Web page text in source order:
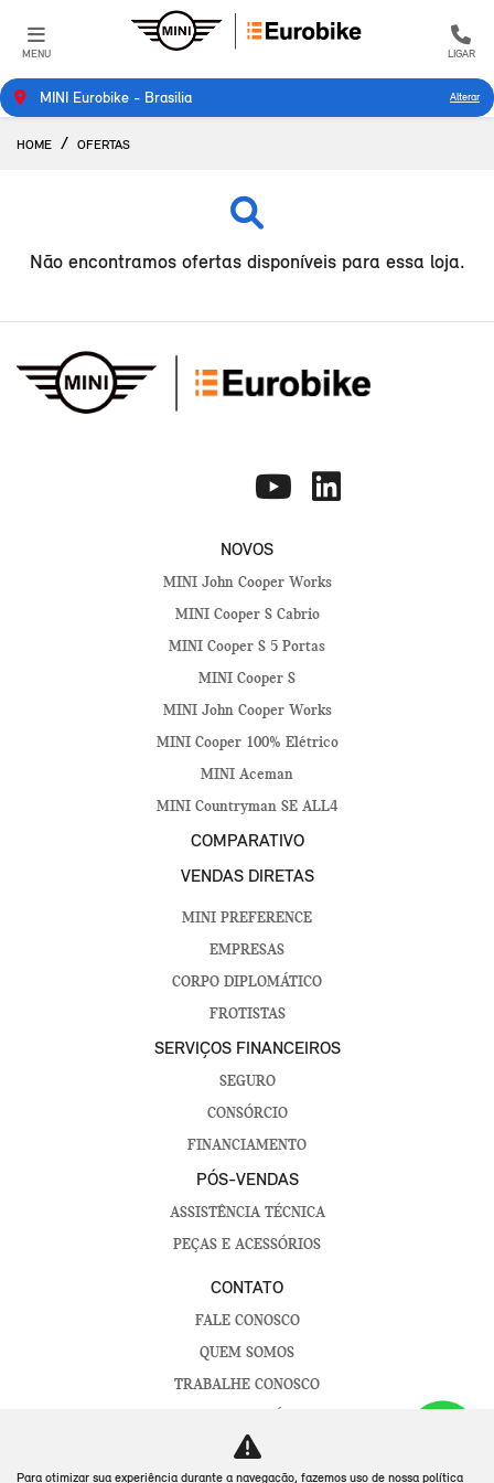
MENU LIGAR
MINI Eurobike - Brasilia Alterar
HOME OFERTAS
Não encontramos ofertas disponíveis para essa loja.
NOVOS
MINI John Cooper Works
MINI Cooper S Cabrio
MINI Cooper S 5 Portas
MINI Cooper S
MINI John Cooper Works
MINI Cooper 100% Elétrico
MINI Aceman
MINI Countryman SE ALL4
COMPARATIVO
VENDAS DIRETAS
MINI PREFERENCE
EMPRESAS
CORPO DIPLOMÁTICO
FROTISTAS
SERVIÇOS FINANCEIROS
SEGURO
CONSÓRCIO
FINANCIAMENTO
PÓS-VENDAS
ASSISTÊNCIA TÉCNICA
PEÇAS E ACESSÓRIOS
CONTATO
FALE CONOSCO
QUEM SOMOS
TRABALHE CONOSCO
POLÍTICA DE PRIVACIDADE
Para otimizar sua experiência durante a navegação, fazemos uso de nossa política